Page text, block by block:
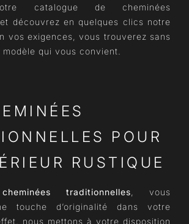
catalogue de cheminées
découvrez en quelques clics notre
vos exigences, vous trouverez sans
qui vous convient.
POUR
RUSTIQUE
cheminées traditionnelles , vous
touche d’originalité dans votre
nous mettons à votre disposition